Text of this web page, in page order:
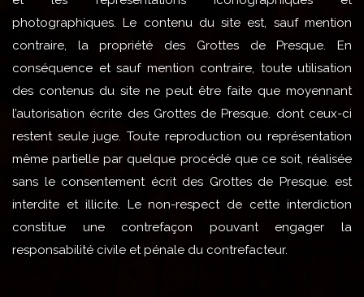
photographiques. Le contenu du site est, sauf mention
contraire, la propriété des Grottes de Presque. En
conséquence et sauf mention contraire, toute utilisation
des contenus du site ne peut être faite que moyennant
l’autorisation écrite des Grottes de Presque. dont ceux-ci
restent seule juge. Toute reproduction ou représentation
même partielle par quelque procédé que ce soit, réalisée
sans le consentement écrit des Grottes de Presque. est
interdite et illicite. Le non-respect de cette interdiction
constitue une contrefaçon pouvant engager la
responsabilité civile et pénale du contrefacteur.